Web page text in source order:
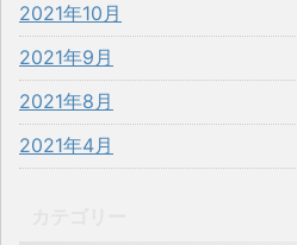
2021年10月
2021年9月
2021年8月
2021年4月